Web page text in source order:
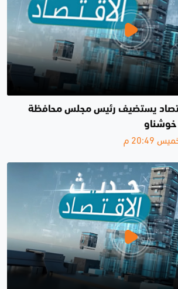
يستضيف رئيس مجلس محافظة
خوشناو